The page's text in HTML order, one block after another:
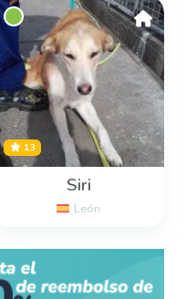
13
Siri
León